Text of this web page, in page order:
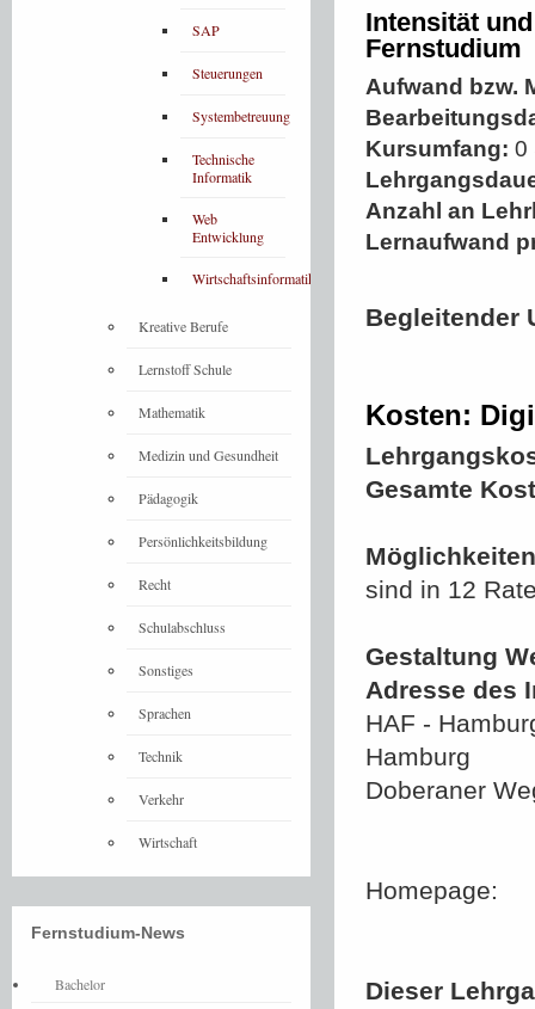
Intensität
Fernstudium
Aufwand bzw.
Kursumfang: 0
Anzahl an
Lernaufwand
Begleitender
Kosten:
Gesamte
sind in 12
Gestaltung
Adresse des
HAF -
Hamburg
Doberaner
Homepage:
Dieser
SAP
Steuerungen
Systembetreuung
Technische
Informatik
Web
Entwicklung
Wirtschaftsinformatik
Kreative Berufe
Lernstoff Schule
Mathematik
Medizin und Gesundheit
Pädagogik
Persönlichkeitsbildung
Recht
Schulabschluss
Sonstiges
Sprachen
Technik
Verkehr
Wirtschaft
Fernstudium-News
Bachelor